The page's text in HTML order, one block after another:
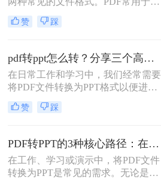
档的查看和分享，而PPT则更多地用
于制作演示文稿和进行演讲。有时，
式，以便进行编辑、修改或展示。那
么pdf怎么转ppt呢？本文将介绍三种
将PDF转换为PPT的方法：使用专业
的PDF转PPT软件、利用在线转换工
具，以及手动复制粘贴内容。
赞 踩
pdf转ppt怎么转？分享三个高效转换方法！
在日常工作和学习中，我们经常需要
将PDF文件转换为PPT格式以便进行
演示或编辑。那么pdf转ppt怎么转
呢？以下将介绍三种常用的pdf转ppt
转换。
赞 踩
PDF转PPT的3种核心路径：在线、软件和PPT自带的适用范围！
在工作、学习或演示中，将PDF文件
转换为PPT是常见的需求。无论是整